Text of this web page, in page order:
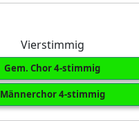
Vierstimmig
Gem. Chor 4-stimmig
Männerchor 4-stimmig